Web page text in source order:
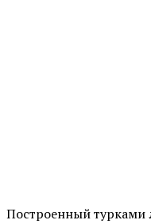
Построенный турками